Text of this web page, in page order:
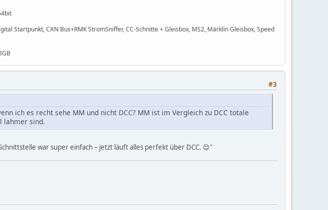
Startpunkt, CAN Bus+RMK StromSniffer, CC-Schnitte + Gleisbox, MS2, Märklin Gleisbox, Speed
#3
ich es recht sehe MM und nicht DCC? MM ist im Vergleich zu DCC totale
lahmer sind.
war super einfach – jetzt läuft alles perfekt über DCC. 😊"